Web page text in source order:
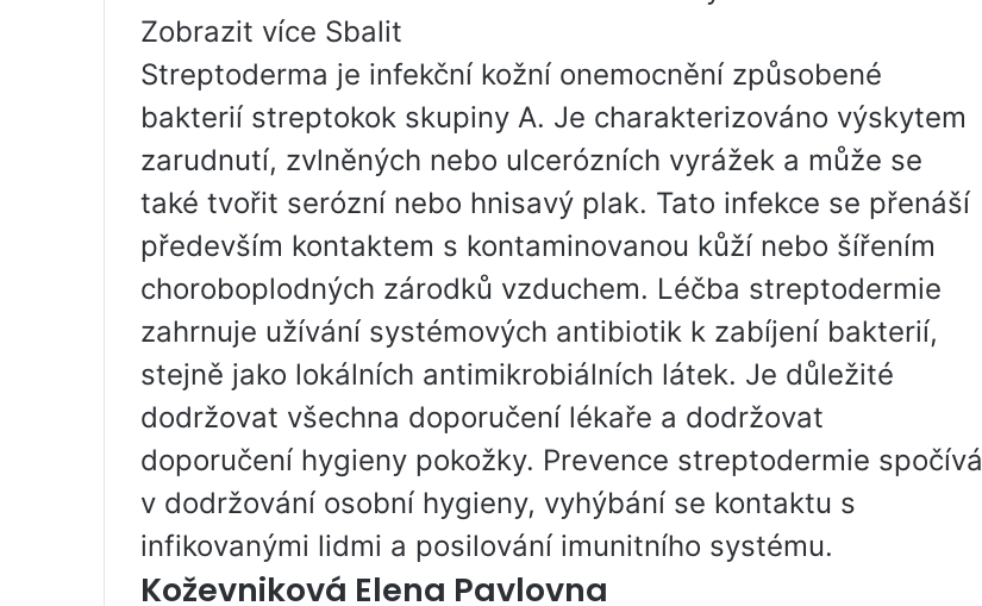
Zobrazit více Sbalit
Streptoderma je infekční kožní onemocnění způsobené
bakterií streptokok skupiny A. Je charakterizováno výskytem
zarudnutí, zvlněných nebo ulcerózních vyrážek a může se
také tvořit serózní nebo hnisavý plak. Tato infekce se přenáší
především kontaktem s kontaminovanou kůží nebo šířením
choroboplodných zárodků vzduchem. Léčba streptodermie
zahrnuje užívání systémových antibiotik k zabíjení bakterií,
stejně jako lokálních antimikrobiálních látek. Je důležité
dodržovat všechna doporučení lékaře a dodržovat
doporučení hygieny pokožky. Prevence streptodermie spočívá
v dodržování osobní hygieny, vyhýbání se kontaktu s
infikovanými lidmi a posilování imunitního systému.
Koževniková Elena Pavlovna